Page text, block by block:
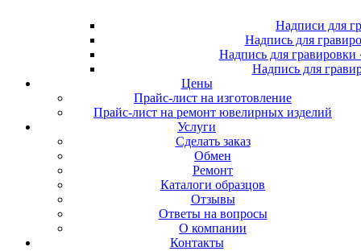
Надписи для
Надпись для
Надпись для
Надпись для
Цены
Прайс-лист на изготовление
Прайс-лист на ремонт ювелирных изделий
Услуги
Сделать заказ
Обмен
Ремонт
Каталоги образцов
Отзывы
Ответы на вопросы
О компании
Контакты